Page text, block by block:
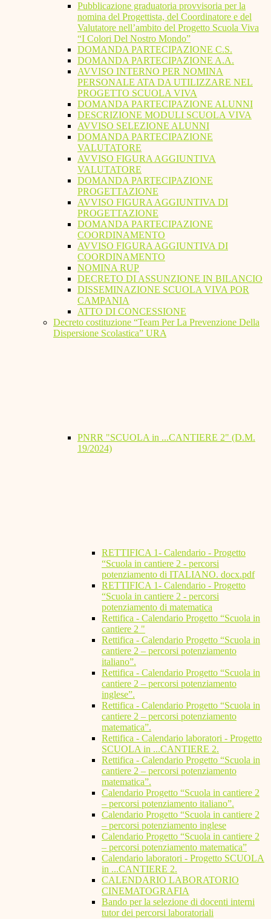
Pubblicazione graduatoria provvisoria per la
nomina del Progettista, del Coordinatore e del
Valutatore nell’ambito del Progetto Scuola Viva
“I Colori Del Nostro Mondo”
DOMANDA PARTECIPAZIONE C.S.
DOMANDA PARTECIPAZIONE A.A.
AVVISO INTERNO PER NOMINA
PERSONALE ATA DA UTILIZZARE NEL
PROGETTO SCUOLA VIVA
DOMANDA PARTECIPAZIONE ALUNNI
DESCRIZIONE MODULI SCUOLA VIVA
AVVISO SELEZIONE ALUNNI
DOMANDA PARTECIPAZIONE
VALUTATORE
AVVISO FIGURA AGGIUNTIVA
VALUTATORE
DOMANDA PARTECIPAZIONE
PROGETTAZIONE
AVVISO FIGURA AGGIUNTIVA DI
PROGETTAZIONE
DOMANDA PARTECIPAZIONE
COORDINAMENTO
AVVISO FIGURA AGGIUNTIVA DI
COORDINAMENTO
NOMINA RUP
DECRETO DI ASSUNZIONE IN BILANCIO
DISSEMINAZIONE SCUOLA VIVA POR
CAMPANIA
ATTO DI CONCESSIONE
Decreto costituzione “Team Per La Prevenzione Della
Dispersione Scolastica” URA
PNRR "SCUOLA in ...CANTIERE 2" (D.M.
19/2024)
RETTIFICA 1- Calendario - Progetto
“Scuola in cantiere 2 - percorsi
potenziamento di ITALIANO. docx.pdf
RETTIFICA 1- Calendario - Progetto
“Scuola in cantiere 2 - percorsi
potenziamento di matematica
Rettifica - Calendario Progetto “Scuola in
cantiere 2 "
Rettifica - Calendario Progetto “Scuola in
cantiere 2 – percorsi potenziamento
italiano”.
Rettifica - Calendario Progetto “Scuola in
cantiere 2 – percorsi potenziamento
inglese”.
Rettifica - Calendario Progetto “Scuola in
cantiere 2 – percorsi potenziamento
matematica”.
Rettifica - Calendario laboratori - Progetto
SCUOLA in ...CANTIERE 2.
Rettifica - Calendario Progetto “Scuola in
cantiere 2 – percorsi potenziamento
matematica”.
Calendario Progetto “Scuola in cantiere 2
– percorsi potenziamento italiano”.
Calendario Progetto “Scuola in cantiere 2
– percorsi potenziamento inglese
Calendario Progetto “Scuola in cantiere 2
– percorsi potenziamento matematica”
Calendario laboratori - Progetto SCUOLA
in ...CANTIERE 2.
CALENDARIO LABORATORIO
CINEMATOGRAFIA
Bando per la selezione di docenti interni
tutor dei percorsi laboratoriali